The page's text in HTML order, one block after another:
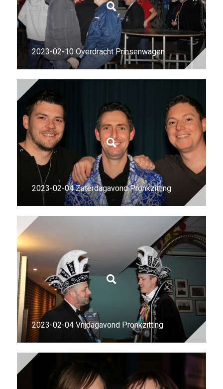
2023-02-10 Overdracht Prinsenwagen
2023-02-04 Zaterdagavond Pronkzitting
2023-02-04 Vrijdagavond Pronkzitting